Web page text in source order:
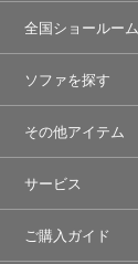
全国ショールーム
ソファを探す
その他アイテム
サービス
ご購入ガイド